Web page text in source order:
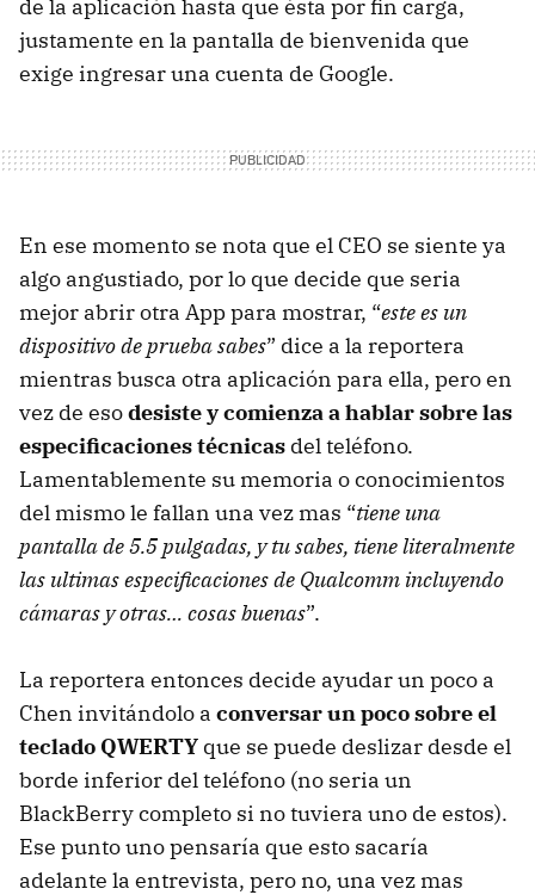
de la aplicación hasta que ésta por fin carga,
justamente en la pantalla de bienvenida que
exige ingresar una cuenta de Google.
En ese momento se nota que el CEO se siente ya
algo angustiado, por lo que decide que seria
mejor abrir otra App para mostrar, “este es un
dispositivo de prueba sabes” dice a la reportera
mientras busca otra aplicación para ella, pero en
vez de esodesiste y comienza a hablar sobre las
especificaciones técnicas del teléfono.
Lamentablemente su memoria o conocimientos
del mismo le fallan una vez mas “tiene una
pantalla de 5.5 pulgadas, y tu sabes, tiene literalmente
las ultimas especificaciones de Qualcomm incluyendo
cámaras y otras… cosas buenas”.
La reportera entonces decide ayudar un poco a
Chen invitándolo a conversar un poco sobre el
teclado QWERTY que se puede deslizar desde el
borde inferior del teléfono (no seria un
BlackBerry completo si no tuviera uno de estos).
Ese punto uno pensaría que esto sacaría
adelante la entrevista, pero no, una vez mas